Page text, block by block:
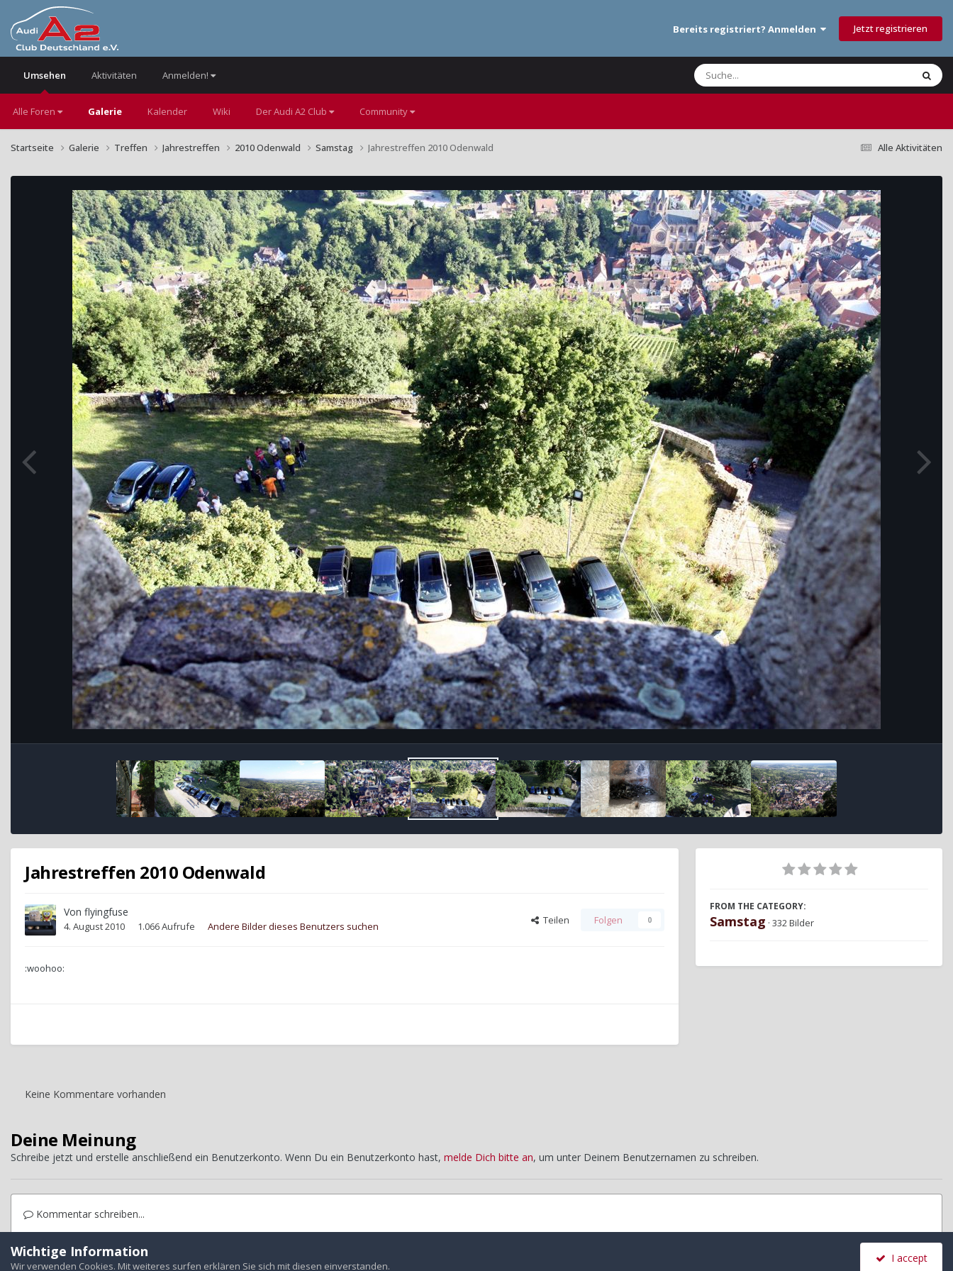
Bereits registriert? Anmelden Jetzt registrieren
Umsehen
Alle Foren Galerie Kalender Wiki Der Audi A2 Club Community
Aktivitäten Anmelden!
Alle Aktivitäten
Startseite Galerie Treffen Jahrestreffen 2010 Odenwald Samstag Jahrestreffen 2010 Odenwald
Jahrestreffen 2010 Odenwald
Von flyingfuse
4. August 2010 1.066 Aufrufe Andere Bilder dieses Benutzers suchen
Teilen Folgen 0
:woohoo:
FROM THE CATEGORY:
Samstag · 332 Bilder
Keine Kommentare vorhanden
Deine Meinung
Schreibe jetzt und erstelle anschließend ein Benutzerkonto. Wenn Du ein Benutzerkonto hast, melde Dich bitte an, um unter Deinem Benutzernamen zu schreiben.
Kommentar schreiben...
Alle Aktivitäten
Startseite Galerie Treffen Jahrestreffen 2010 Odenwald Samstag Jahrestreffen 2010 Odenwald
Wichtige Information
Wir verwenden Cookies. Mit weiteres surfen erklären Sie sich mit diesen einverstanden.
I accept